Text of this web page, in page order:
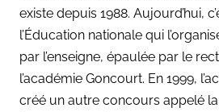
existe depuis 1988. Aujourd’hui,
l’Éducation nationale qui
par l’enseigne, épaulée par le
l’académie Goncourt. En 1999,
créé un autre concours appelé